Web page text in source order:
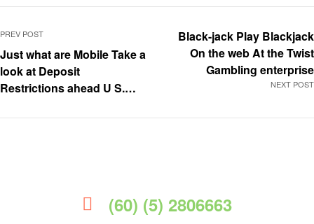
PREV POST
Just what are Mobile Take a
look at Deposit
Restrictions ahead U S.
NEXT POST
Black-jack Play Blackjack
On the web At the Twist
Gambling enterprise
(60) (5) 2806663